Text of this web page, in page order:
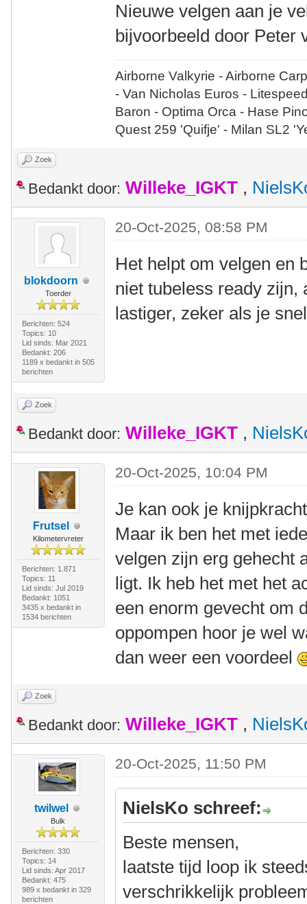
Nieuwe velgen aan je
bijvoorbeeld door Peter
Airborne Valkyrie - Airborne
- Van Nicholas Euros -
Baron - Optima Orca - Hase
Quest 259 'Quifje' - Milan SL2
Zoek
Bedankt door: Willeke_IGKT ,
blokdoorn
Toerder
Berichten: 524
Topics: 10
Lid sinds: Mar 2021
Bedankt: 206
1189 x bedankt in 505
berichten
20-Oct-2025, 08:58 PM
Het helpt om velgen en
niet tubeless ready zijn,
lastiger, zeker als je
Zoek
Bedankt door: Willeke_IGKT ,
Frutsel
Kilometervreter
Berichten: 1.871
Topics: 11
Lid sinds: Jul 2019
Bedankt: 1051
3435 x bedankt in
1534 berichten
20-Oct-2025, 10:04 PM
Je kan ook je
Maar ik ben het met
velgen zijn erg gehecht
ligt. Ik heb het met het
een enorm gevecht om
oppompen hoor je wel
dan weer een voordeel
Zoek
Bedankt door: Willeke_IGKT ,
twilwel
Bulk
Berichten: 330
Topics: 14
Lid sinds: Apr 2017
Bedankt: 475
989 x bedankt in 329
berichten
20-Oct-2025, 11:50 PM
NielsKo schreef:
Beste mensen,
laatste tijd loop ik
verschrikkelijk